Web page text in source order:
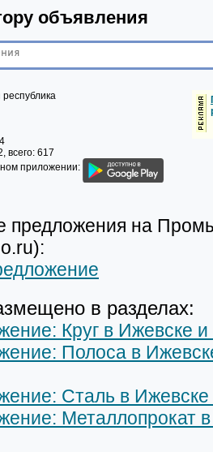
объявления
республика
всего: 617
приложении:
предложения на
в разделах:
Круг в Ижевске
Полоса в
Сталь в
Металлопрокат